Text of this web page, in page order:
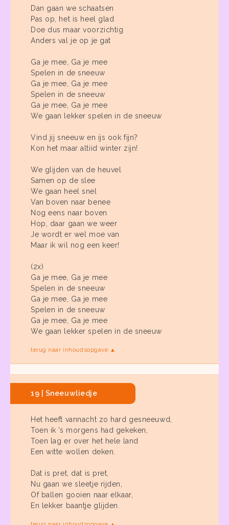
Dan gaan we schaatsen
Pas op, het is heel glad
Doe dus maar voorzichtig
Anders val je op je gat
Ga je mee, Ga je mee
Spelen in de sneeuw
Ga je mee, Ga je mee
Spelen in de sneeuw
Ga je mee, Ga je mee
We gaan lekker spelen in de sneeuw
Vind jij sneeuw en ijs ook fijn?
Kon het maar altiid winter zijn!
We glijden van de heuvel
Samen op de slee
We gaan heel snel
Van boven naar benee
Nog eens naar boven
Hop, daar gaan we weer
Je wordt er wel moe van
Maar ik wil nog een keer!
(2x)
Ga je mee, Ga je mee
Spelen in de sneeuw
Ga je mee, Ga je mee
Spelen in de sneeuw
Ga je mee, Ga je mee
We gaan lekker spelen in de sneeuw
terug naar inhoudsopgave ▲
19 | Sneeuwliedje
Het heeft vannacht zo hard gesneeuwd,
Toen ik ’s morgens had gekeken,
Toen lag er over het hele land
Een witte wollen deken.
Dat is pret, dat is pret,
Nu gaan we sleetje rijden,
Of ballen gooien naar elkaar,
En lekker baantje glijden.